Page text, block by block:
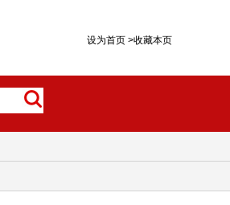
设为首页 >收藏本页